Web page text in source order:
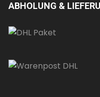
ABHOLUNG &